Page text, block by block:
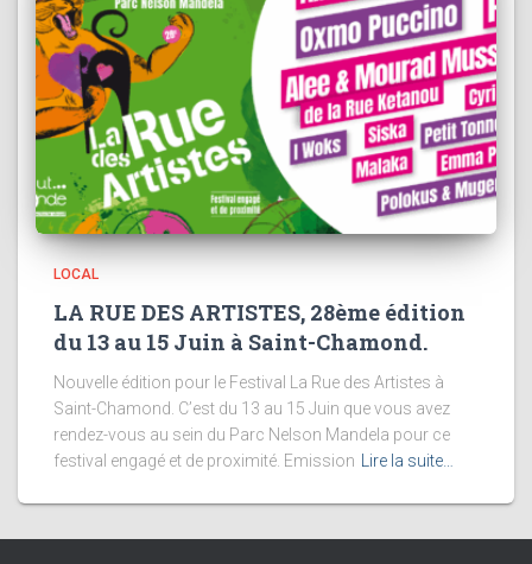
LOCAL
LA RUE DES ARTISTES, 28ème édition
du 13 au 15 Juin à Saint-Chamond.
Nouvelle édition pour le Festival La Rue des Artistes à
Saint-Chamond. C’est du 13 au 15 Juin que vous avez
rendez-vous au sein du Parc Nelson Mandela pour ce
festival engagé et de proximité. Emission
Lire la suite…